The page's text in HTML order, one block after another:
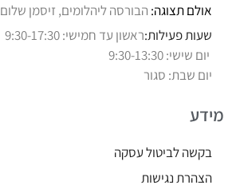
אולם תצוגה: הבורסה ליהלומים, זיסמן שלום 1, רמת גן
שעות פעילות:ראשון עד חמישי: 9:30-17:30
יום שישי: 9:30-13:30
יום שבת: סגור
מידע
בקשה לביטול עסקה
הצהרת נגישות